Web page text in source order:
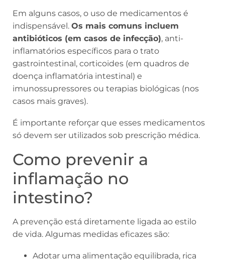
Em alguns casos, o uso de medicamentos é
indispensável. Os mais comuns incluem
antibióticos (em casos de infecção), anti-
inflamatórios específicos para o trato
gastrointestinal, corticoides (em quadros de
doença inflamatória intestinal) e
imunossupressores ou terapias biológicas (nos
casos mais graves).
É importante reforçar que esses medicamentos
só devem ser utilizados sob prescrição médica.
Como prevenir a
inflamação no
intestino?
A prevenção está diretamente ligada ao estilo
de vida. Algumas medidas eficazes são:
Adotar uma alimentação equilibrada, rica